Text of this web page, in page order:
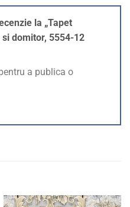
la „Tapet
domitor, 5554-12
a publica o